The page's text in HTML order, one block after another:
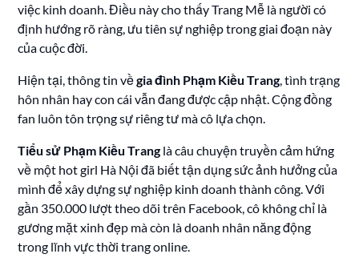
việc kinh doanh. Điều này cho thấy Trang Mễ là người có
định hướng rõ ràng, ưu tiên sự nghiệp trong giai đoạn này
của cuộc đời.
Hiện tại, thông tin vềgia đình Phạm Kiều Trang , tình trạng
hôn nhân hay con cái vẫn đang được cập nhật. Cộng đồng
fan luôn tôn trọng sự riêng tư mà cô lựa chọn.
Tiểu sử Phạm Kiều Trang là câu chuyện truyền cảm hứng
về một hot girl Hà Nội đã biết tận dụng sức ảnh hưởng của
mình để xây dựng sự nghiệp kinh doanh thành công. Với
gần 350.000 lượt theo dõi trên Facebook, cô không chỉ là
gương mặt xinh đẹp mà còn là doanh nhân năng động
trong lĩnh vực thời trang online.